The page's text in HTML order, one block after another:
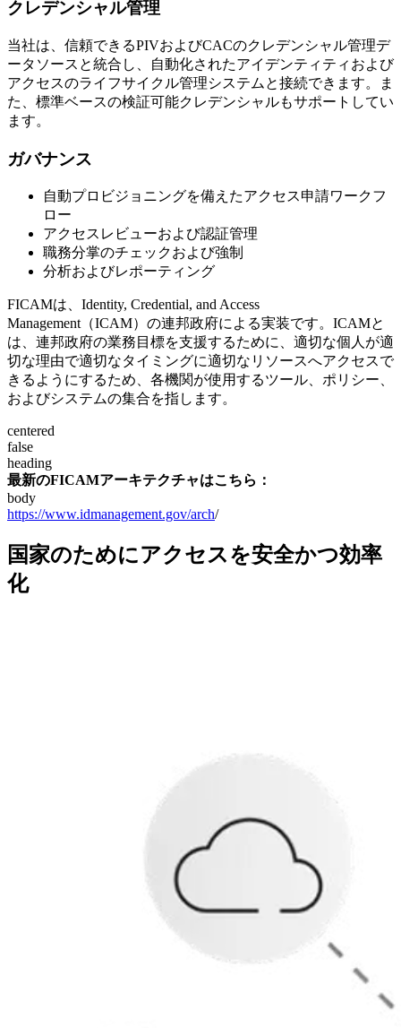
クレデンシャル管理
当社は、信頼できるPIVおよびCACのクレデンシャル管理デ
ータソースと統合し、自動化されたアイデンティティおよび
アクセスのライフサイクル管理システムと接続できます。ま
た、標準ベースの検証可能クレデンシャルもサポートしてい
ます。
ガバナンス
自動プロビジョニングを備えたアクセス申請ワークフ
ロー
アクセスレビューおよび認証管理
職務分掌のチェックおよび強制
分析およびレポーティング
FICAMは、Identity, Credential, and Access
Management（ICAM）の連邦政府による実装です。ICAMと
は、連邦政府の業務目標を支援するために、適切な個人が適
切な理由で適切なタイミングに適切なリソースへアクセスで
きるようにするため、各機関が使用するツール、ポリシー、
およびシステムの集合を指します。
centered
false
heading
最新のFICAMアーキテクチャはこちら：
body
https://www.idmanagement.gov/arch/
国家のためにアクセスを安全かつ効率
化